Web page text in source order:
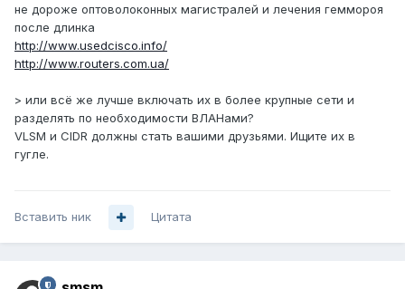
не дороже оптоволоконных магистралей и лечения геммороя
после длинка
http://www.usedcisco.info/
http://www.routers.com.ua/
> или всё же лучше включать их в более крупные сети и
разделять по необходимости ВЛАНами?
VLSM и CIDR должны стать вашими друзьями. Ищите их в
гугле.
Вставить ник Цитата